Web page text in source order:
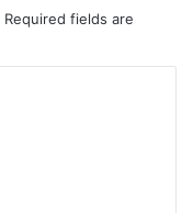
Required fields are